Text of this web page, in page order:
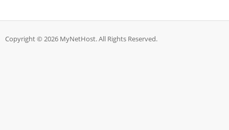
Copyright © 2026 MyNetHost. All Rights Reserved.